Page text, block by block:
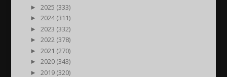
►
2025 (333)
►
2024 (311)
►
2023 (332)
►
2022 (378)
►
2021 (270)
►
2020 (343)
►
2019 (320)